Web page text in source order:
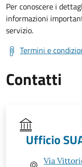
Per conoscere i
informazioni
servizio.
Termini e
Contatti
Ufficio
Via